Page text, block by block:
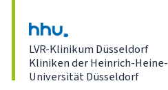
LVR-Klinikum Düsseldorf
Kliniken der Heinrich-Heine-
Universität Düsseldorf